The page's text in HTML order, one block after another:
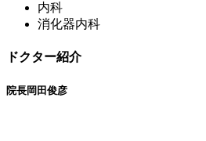
内科
消化器内科
ドクター紹介
院長岡田俊彦